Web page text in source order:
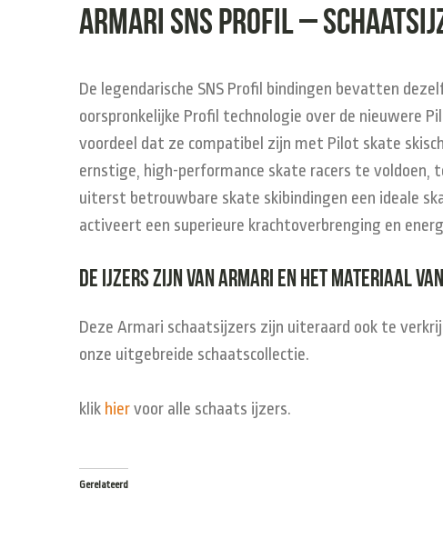
Armari SNS Profil –
De legendarische SNS Profil bindingen bevatten
oorspronkelijke Profil technologie over de nieuwere
voordeel dat ze compatibel zijn met Pilot skate
ernstige, high-performance skate racers te voldoen,
uiterst betrouwbare skate skibindingen een ideale
activeert een superieure krachtoverbrenging en
De ijzers zijn van Armari en het materiaal
Deze Armari schaatsijzers zijn uiteraard ook te
onze uitgebreide schaatscollectie.
klik hiervoor alle schaats ijzers.
Gerelateerd